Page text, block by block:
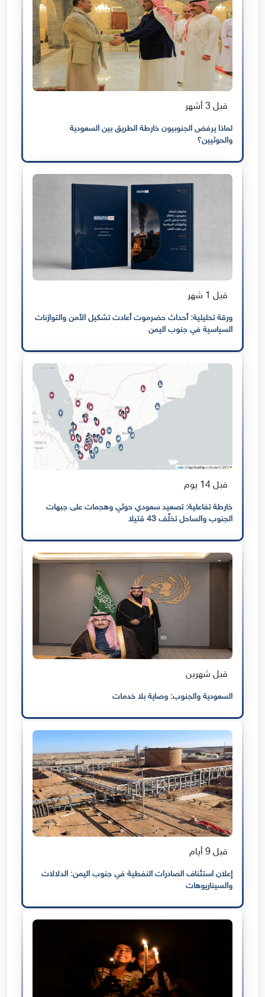
قبل 3 أشهر
لماذا يرفض الجنوبيون خارطة الطريق بين السعودية
والحوثيين؟
قبل 1 شهر
ورقة تحليلية: أحداث حضرموت أعادت تشكيل الأمن والتوازنات
السياسية في جنوب اليمن
قبل 14 يوم
خارطة تفاعلية: تصعيد سعودي حوثي وهجمات على جبهات
الجنوب والساحل تخلّف 43 قتيلا
قبل شهرين
السعودية والجنوب: وصاية بلا خدمات
قبل 9 أيام
إعلان استئناف الصادرات النفطية في جنوب اليمن: الدلالات
والسيناريوهات